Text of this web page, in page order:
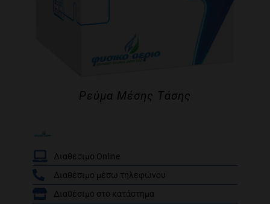
/
Ρεύμα Μέσης Τάσης
Διαθέσιμο Online
Διαθέσιμο μέσω τηλεφώνου
Διαθέσιμο στο κατάστημα